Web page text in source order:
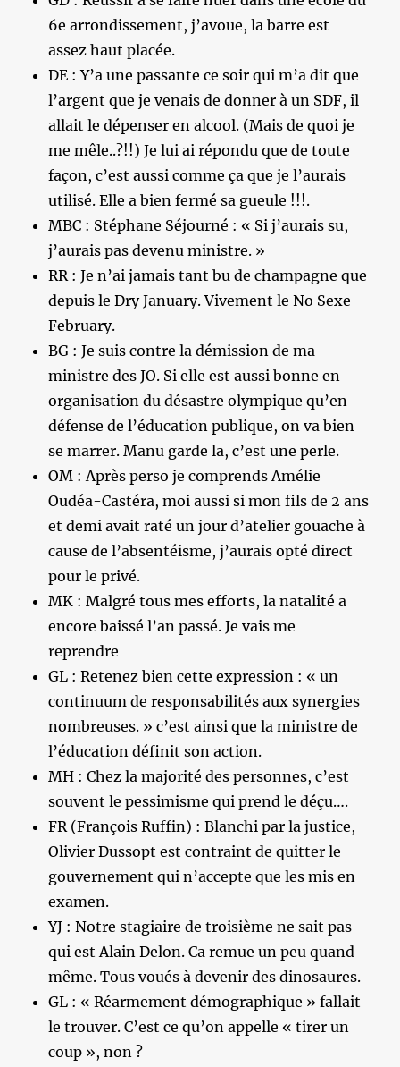
6e arrondissement, j’avoue, la barre est
assez haut placée.
DE : Y’a une passante ce soir qui m’a dit que
l’argent que je venais de donner à un SDF, il
allait le dépenser en alcool. (Mais de quoi je
me mêle..?!!) Je lui ai répondu que de toute
façon, c’est aussi comme ça que je l’aurais
utilisé. Elle a bien fermé sa gueule !!!.
MBC : Stéphane Séjourné : « Si j’aurais su,
j’aurais pas devenu ministre. »
RR : Je n’ai jamais tant bu de champagne que
depuis le Dry January. Vivement le No Sexe
February.
BG : Je suis contre la démission de ma
ministre des JO. Si elle est aussi bonne en
organisation du désastre olympique qu’en
défense de l’éducation publique, on va bien
se marrer. Manu garde la, c’est une perle.
OM : Après perso je comprends Amélie
Oudéa-Castéra, moi aussi si mon fils de 2 ans
et demi avait raté un jour d’atelier gouache à
cause de l’absentéisme, j’aurais opté direct
pour le privé.
MK : Malgré tous mes efforts, la natalité a
encore baissé l’an passé. Je vais me
reprendre
GL : Retenez bien cette expression : « un
continuum de responsabilités aux synergies
nombreuses. » c’est ainsi que la ministre de
l’éducation définit son action.
MH : Chez la majorité des personnes, c’est
souvent le pessimisme qui prend le déçu….
FR (François Ruffin) : Blanchi par la justice,
Olivier Dussopt est contraint de quitter le
gouvernement qui n’accepte que les mis en
examen.
YJ : Notre stagiaire de troisième ne sait pas
qui est Alain Delon. Ca remue un peu quand
même. Tous voués à devenir des dinosaures.
GL : « Réarmement démographique » fallait
le trouver. C’est ce qu’on appelle « tirer un
coup », non ?